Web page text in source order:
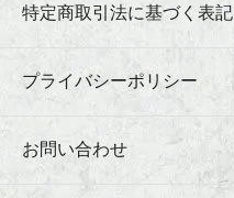
特定商取引法に基づく表記
プライバシーポリシー
お問い合わせ